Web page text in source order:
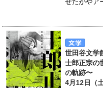
せたがやア
世田谷文
士郎正宗の
の軌跡〜
4月12日（